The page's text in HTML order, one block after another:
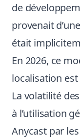
de
provenait
était
En 2026, ce
localisation
La volatilité
à l’utilisation
Anycast par